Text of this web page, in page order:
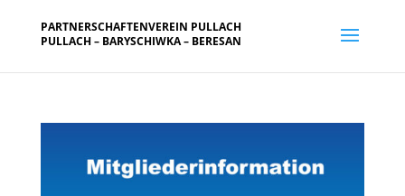
PARTNERSCHAFTENVEREIN PULLACH
PULLACH – BARYSCHIWKA – BERESAN